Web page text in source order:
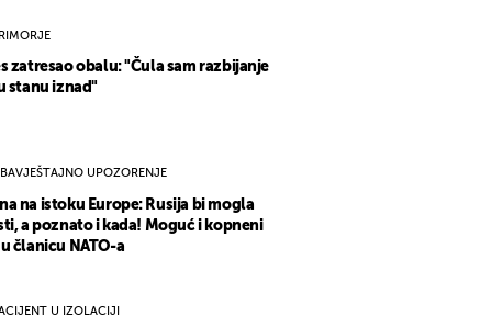
zatresao obalu: "Čula sam razbijanje
stanu iznad"
UPOZORENJE
na istoku Europe: Rusija bi mogla
a poznato i kada! Moguć i kopneni
članicu NATO-a
U IZOLACIJI